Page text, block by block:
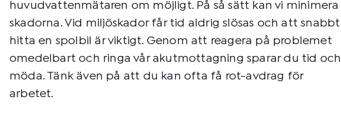
huvudvattenmätaren om möjligt. På så sätt kan vi minimera
skadorna. Vid miljöskador får tid aldrig slösas och att snabbt
hitta en spolbil är viktigt. Genom att reagera på problemet
omedelbart och ringa vår akutmottagning sparar du tid och
möda. Tänk även på att du kan ofta få rot-avdrag för
arbetet.